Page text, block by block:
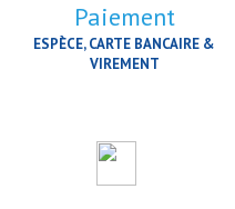
Paiement
ESPÈCE, CARTE BANCAIRE &
VIREMENT